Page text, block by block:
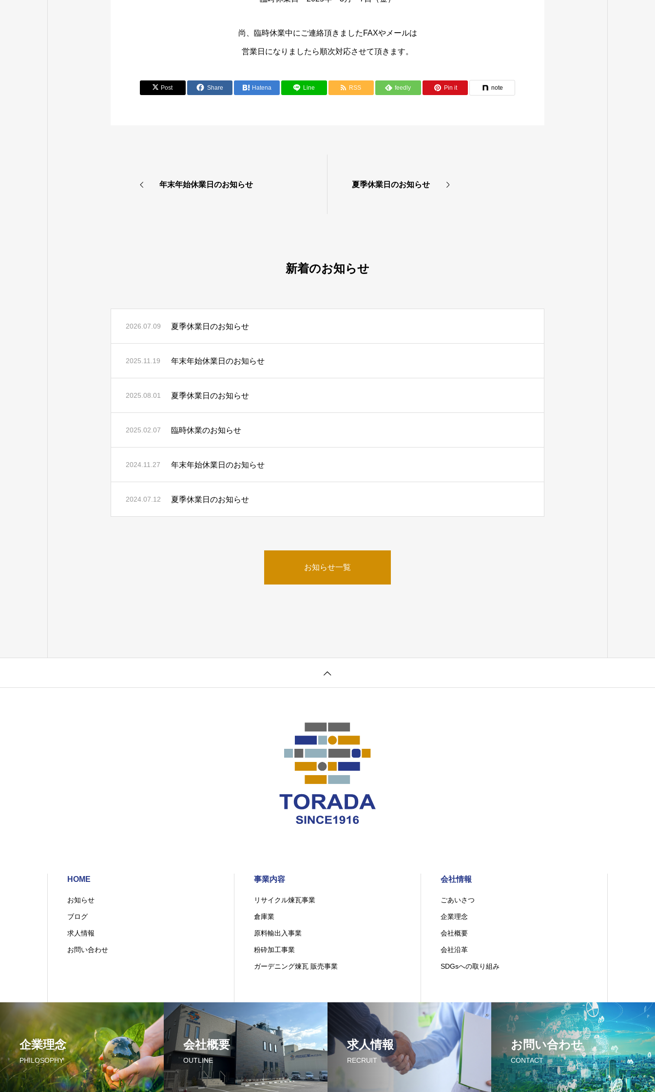
尚、臨時休業中にご連絡頂きましたFAXやメールは
営業日になりましたら順次対応させて頂きます。
Post Share Hatena Line RSS feedly Pin it note
年末年始休業日のお知らせ 夏季休業日のお知らせ
新着のお知らせ
2026.07.09 夏季休業日のお知らせ
2025.11.19 年末年始休業日のお知らせ
2025.08.01 夏季休業日のお知らせ
2025.02.07 臨時休業のお知らせ
2024.11.27 年末年始休業日のお知らせ
2024.07.12 夏季休業日のお知らせ
お知らせ一覧
HOME
お知らせ
ブログ
求人情報
お問い合わせ
事業内容
リサイクル煉瓦事業
倉庫業
原料輸出入事業
粉砕加工事業
ガーデニング煉瓦 販売事業
会社情報
ごあいさつ
企業理念
会社概要
会社沿革
SDGsへの取り組み
企業理念
PHILOSOPHY
会社概要
OUTLINE
求人情報
RECRUIT
お問い合わせ
CONTACT